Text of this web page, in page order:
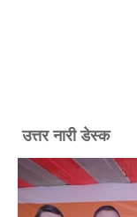
उत्तर नारी डेस्क